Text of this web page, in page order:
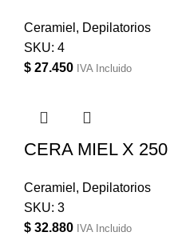
Ceramiel , Depilatorios
SKU: 4
$ 27.450 IVA Incluido
CERA MIEL X 250
Ceramiel , Depilatorios
SKU: 3
$ 32.880 IVA Incluido